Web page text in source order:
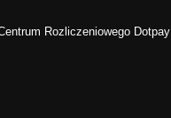
Rozliczeniowego Dotpay